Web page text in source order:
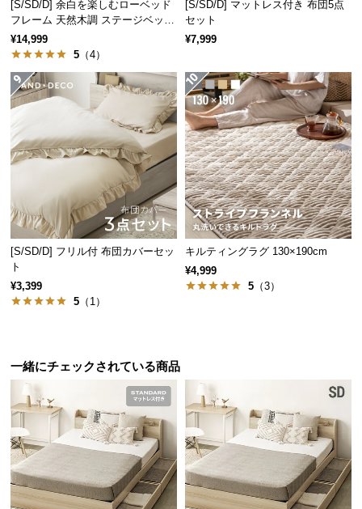
品・
キ
ャ
ン
セ
ル
い
保
証
に
い
て
員
約
に
つ
い
て
[S/SD/D] 余白を楽しむローベッド
フレーム 天然木調 ステージベッド
ロボット掃除機対応
¥14,999
5 （4）
[S/SD/D] マットレス付き 布団5点
セット
¥7,999
[S/SD/D] フリル付 布団カバーセッ
ト
¥3,399
5 （1）
キルティングラグ 130×190cm
¥4,999
5 （3）
一緒にチェックされている商品